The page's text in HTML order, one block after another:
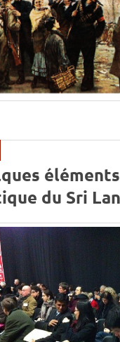
du Sri